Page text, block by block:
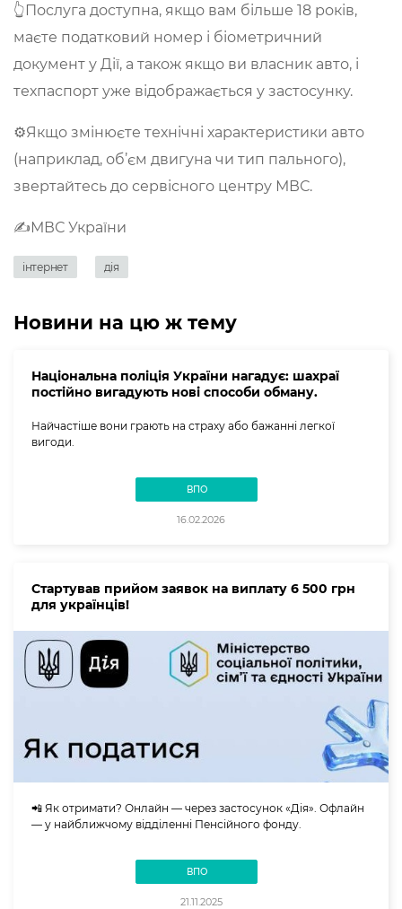
👆Послуга доступна, якщо вам більше 18 років,
маєте податковий номер і біометричний
документ у Дії, а також якщо ви власник авто, і
техпаспорт уже відображається у застосунку.
⚙️Якщо змінюєте технічні характеристики авто
(наприклад, об’єм двигуна чи тип пального),
звертайтесь до сервісного центру МВС.
✍️МВС України
інтернет дія
Новини на цю ж тему
Національна поліція України нагадує: шахраї
постійно вигадують нові способи обману.
Найчастіше вони грають на страху або бажанні легкої
вигоди.
ВПО
16.02.2026
Стартував прийом заявок на виплату 6 500 грн
для українців!
📲 Як отримати? Онлайн — через застосунок «Дія». Офлайн
— у найближчому відділенні Пенсійного фонду.
ВПО
21.11.2025